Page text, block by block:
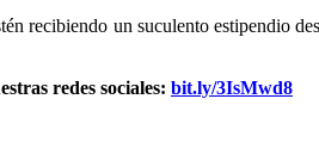
recibiendo un suculento estipendio
redes sociales: bit.ly/3IsMwd8